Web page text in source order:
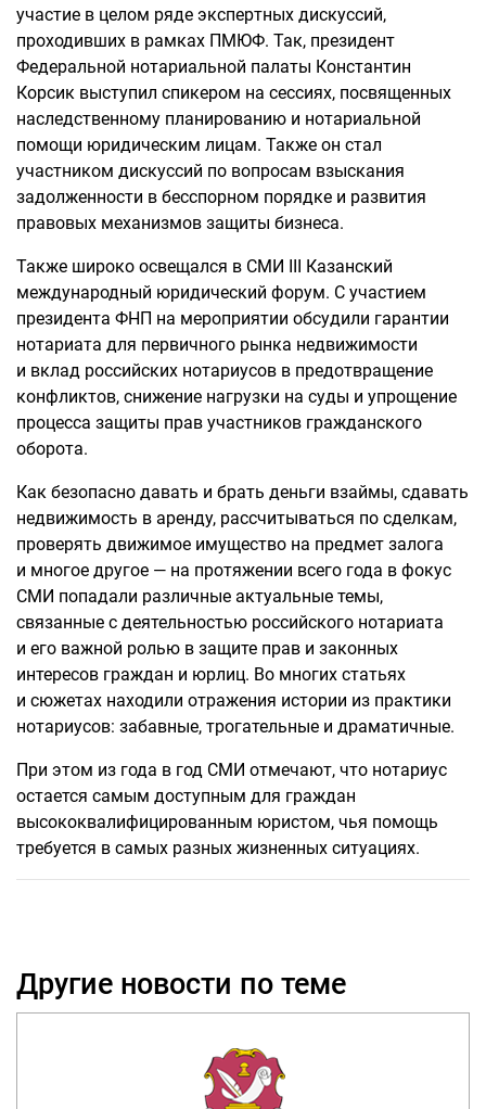
участие в целом ряде экспертных дискуссий,
проходивших в рамках ПМЮФ. Так, президент
Федеральной нотариальной палаты Константин
Корсик выступил спикером на сессиях, посвященных
наследственному планированию и нотариальной
помощи юридическим лицам. Также он стал
участником дискуссий по вопросам взыскания
задолженности в бесспорном порядке и развития
правовых механизмов защиты бизнеса.
Также широко освещался в СМИ III Казанский
международный юридический форум. С участием
президента ФНП на мероприятии обсудили гарантии
нотариата для первичного рынка недвижимости
и вклад российских нотариусов в предотвращение
конфликтов, снижение нагрузки на суды и упрощение
процесса защиты прав участников гражданского
оборота.
Как безопасно давать и брать деньги взаймы, сдавать
недвижимость в аренду, рассчитываться по сделкам,
проверять движимое имущество на предмет залога
и многое другое — на протяжении всего года в фокус
СМИ попадали различные актуальные темы,
связанные с деятельностью российского нотариата
и его важной ролью в защите прав и законных
интересов граждан и юрлиц. Во многих статьях
и сюжетах находили отражения истории из практики
нотариусов: забавные, трогательные и драматичные.
При этом из года в год СМИ отмечают, что нотариус
остается самым доступным для граждан
высококвалифицированным юристом, чья помощь
требуется в самых разных жизненных ситуациях.
Другие новости по теме